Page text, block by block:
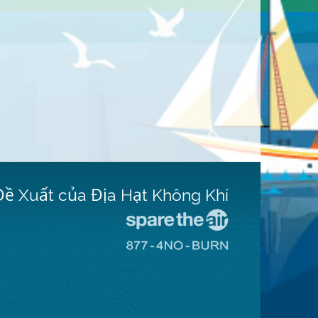
Xuất của Địa Hạt Không Khí
Trang